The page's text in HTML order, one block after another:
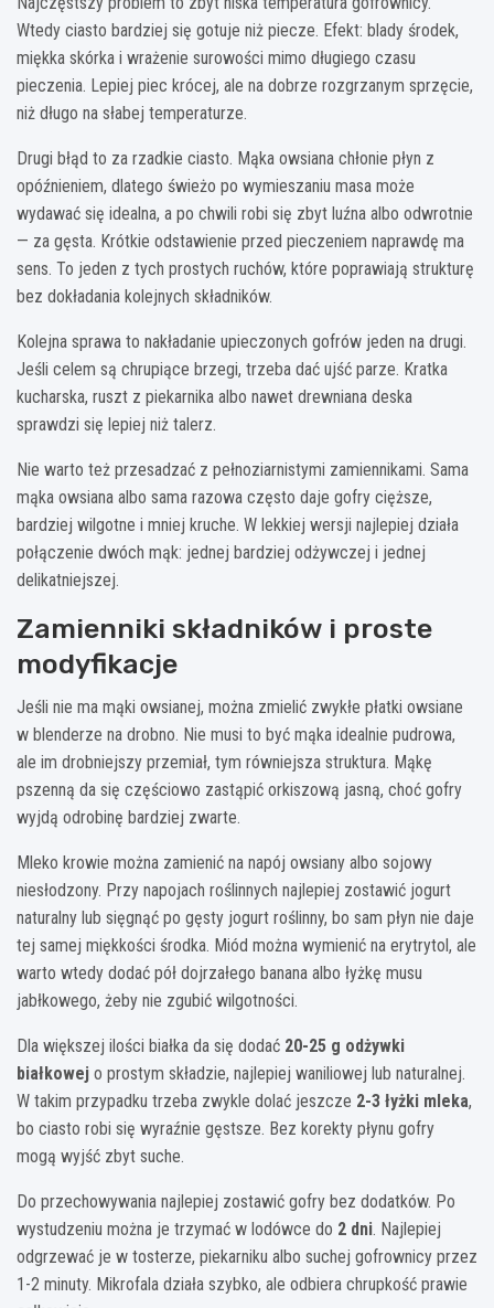
Wtedy ciasto bardziej się gotuje niż piecze. Efekt: blady środek,
miękka skórka i wrażenie surowości mimo długiego czasu
pieczenia. Lepiej piec krócej, ale na dobrze rozgrzanym sprzęcie,
niż długo na słabej temperaturze.
Drugi błąd to za rzadkie ciasto. Mąka owsiana chłonie płyn z
opóźnieniem, dlatego świeżo po wymieszaniu masa może
wydawać się idealna, a po chwili robi się zbyt luźna albo odwrotnie
— za gęsta. Krótkie odstawienie przed pieczeniem naprawdę ma
sens. To jeden z tych prostych ruchów, które poprawiają strukturę
bez dokładania kolejnych składników.
Kolejna sprawa to nakładanie upieczonych gofrów jeden na drugi.
Jeśli celem są chrupiące brzegi, trzeba dać ujść parze. Kratka
kucharska, ruszt z piekarnika albo nawet drewniana deska
sprawdzi się lepiej niż talerz.
Nie warto też przesadzać z pełnoziarnistymi zamiennikami. Sama
mąka owsiana albo sama razowa często daje gofry cięższe,
bardziej wilgotne i mniej kruche. W lekkiej wersji najlepiej działa
połączenie dwóch mąk: jednej bardziej odżywczej i jednej
delikatniejszej.
Zamienniki składników i proste
modyfikacje
Jeśli nie ma mąki owsianej, można zmielić zwykłe płatki owsiane
w blenderze na drobno. Nie musi to być mąka idealnie pudrowa,
ale im drobniejszy przemiał, tym równiejsza struktura. Mąkę
pszenną da się częściowo zastąpić orkiszową jasną, choć gofry
wyjdą odrobinę bardziej zwarte.
Mleko krowie można zamienić na napój owsiany albo sojowy
niesłodzony. Przy napojach roślinnych najlepiej zostawić jogurt
naturalny lub sięgnąć po gęsty jogurt roślinny, bo sam płyn nie daje
tej samej miękkości środka. Miód można wymienić na erytrytol, ale
warto wtedy dodać pół dojrzałego banana albo łyżkę musu
jabłkowego, żeby nie zgubić wilgotności.
Dla większej ilości białka da się dodać 20-25 g odżywki
białkowej o prostym składzie, najlepiej waniliowej lub naturalnej.
W takim przypadku trzeba zwykle dolać jeszcze 2-3 łyżki mleka,
bo ciasto robi się wyraźnie gęstsze. Bez korekty płynu gofry
mogą wyjść zbyt suche.
Do przechowywania najlepiej zostawić gofry bez dodatków. Po
wystudzeniu można je trzymać w lodówce do 2 dni. Najlepiej
odgrzewać je w tosterze, piekarniku albo suchej gofrownicy przez
1-2 minuty. Mikrofala działa szybko, ale odbiera chrupkość prawie